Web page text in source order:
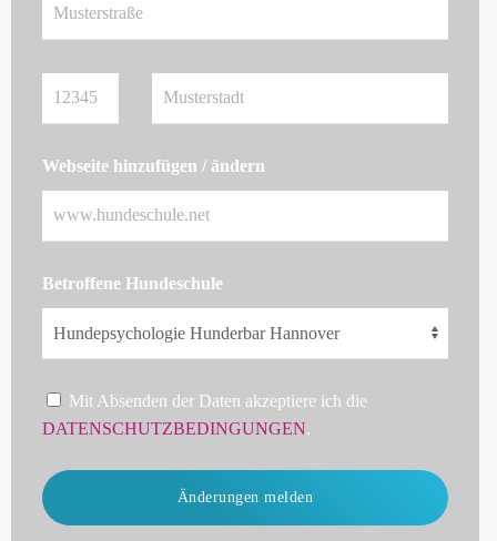
Webseite hinzufügen / ändern
Betroffene Hundeschule
Mit Absenden der Daten akzeptiere ich die
DATENSCHUTZBEDINGUNGEN.
Änderungen melden